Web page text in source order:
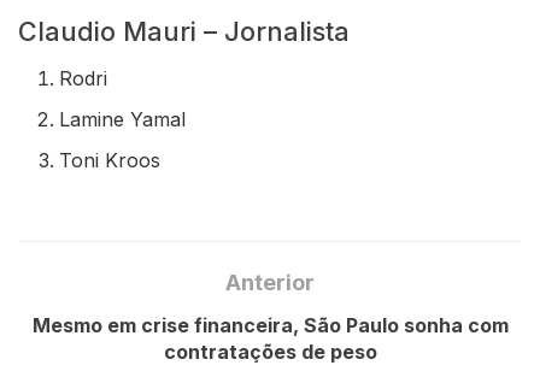
Claudio Mauri – Jornalista
Rodri
Lamine Yamal
Toni Kroos
Anterior
Mesmo em crise financeira, São Paulo sonha com
contratações de peso